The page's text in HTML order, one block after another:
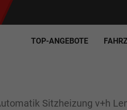
TOP-ANGEBOTE
Sitzheizung v+h